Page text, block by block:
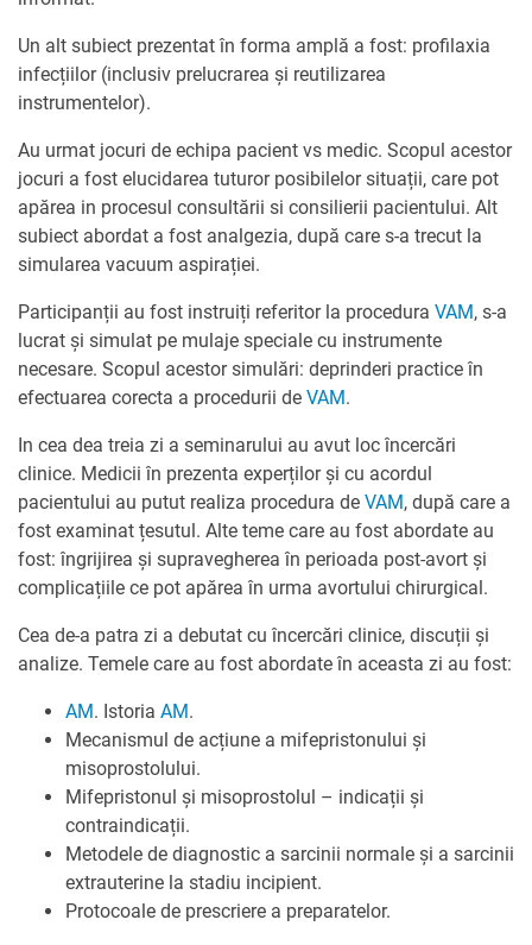
Un alt subiect prezentat în forma amplă a fost: profilaxia
infecțiilor (inclusiv prelucrarea și reutilizarea
instrumentelor).
Au urmat jocuri de echipa pacient vs medic. Scopul acestor
jocuri a fost elucidarea tuturor posibilelor situații, care pot
apărea in procesul consultării si consilierii pacientului. Alt
subiect abordat a fost analgezia, după care s-a trecut la
simularea vacuum aspirației.
Participanții au fost instruiți referitor la procedura VAM, s-a
lucrat și simulat pe mulaje speciale cu instrumente
necesare. Scopul acestor simulări: deprinderi practice în
efectuarea corecta a procedurii de VAM.
In cea dea treia zi a seminarului au avut loc încercări
clinice. Medicii în prezenta experților și cu acordul
pacientului au putut realiza procedura de VAM, după care a
fost examinat țesutul. Alte teme care au fost abordate au
fost: îngrijirea și supravegherea în perioada post-avort și
complicațiile ce pot apărea în urma avortului chirurgical.
Cea de-a patra zi a debutat cu încercări clinice, discuții și
analize. Temele care au fost abordate în aceasta zi au fost:
AM. Istoria AM.
Mecanismul de acțiune a mifepristonului și
misoprostolului.
Mifepristonul și misoprostolul – indicații și
contraindicații.
Metodele de diagnostic a sarcinii normale și a sarcinii
extrauterine la stadiu incipient.
Protocoale de prescriere a preparatelor.